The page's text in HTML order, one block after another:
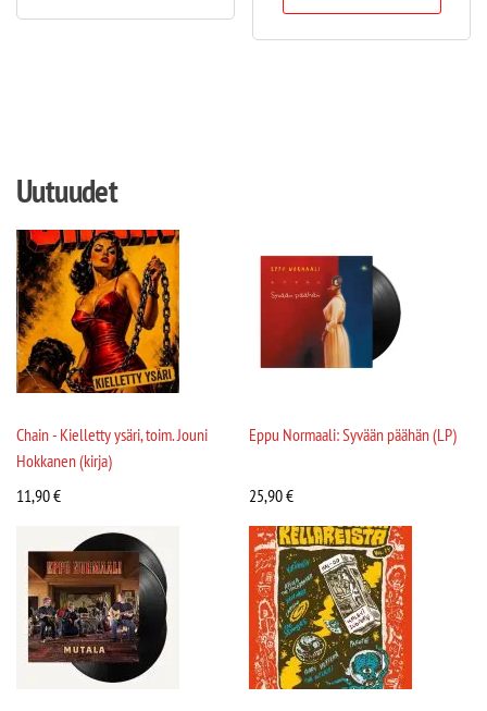
Uutuudet
Chain - Kielletty ysäri, toim. Jouni
Hokkanen (kirja)
11,90€
Eppu Normaali: Syvään päähän (LP)
25,90€